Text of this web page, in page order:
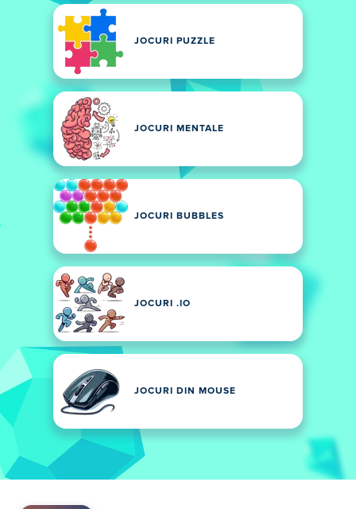
JOCURI PUZZLE
JOCURI MENTALE
JOCURI BUBBLES
JOCURI .IO
JOCURI DIN MOUSE